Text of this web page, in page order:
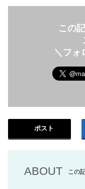
この
＼フォ
ポスト
ABOUT この